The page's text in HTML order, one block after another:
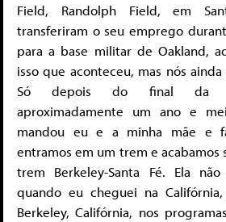
Field, Randolph Field, em
transferiram o seu emprego
para a base militar de Oakland,
isso que aconteceu, mas nós ainda
Só depois do final da
aproximadamente um ano e
mandou eu e a minha mãe e
entramos em um trem e acabamos
trem Berkeley-Santa Fé. Ela
quando eu cheguei na
Berkeley, Califórnia, nos